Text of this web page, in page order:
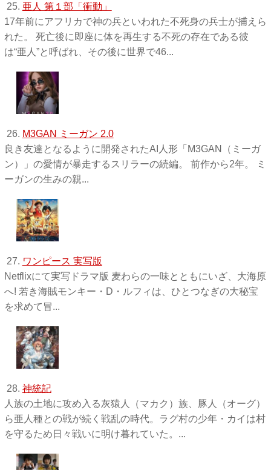
25. 亜人 第１部「衝動」
17年前にアフリカで神の兵といわれた不死身の兵士が捕えら
れた。 死亡後に即座に体を再生する不死の存在である彼
は“亜人”と呼ばれ、その後に世界で46...
26. M3GAN ミーガン 2.0
良き友達となるように開発されたAI人形「M3GAN（ミーガ
ン）」の愛情が暴走するスリラーの続編。 前作から2年。 ミ
ーガンの生みの親...
27. ワンピース 実写版
Netflixにて実写ドラマ版 麦わらの一味とともにいざ、大海原
へ! 若き海賊モンキー・D・ルフィは、ひとつなぎの大秘宝
を求めて冒...
28. 神統記
人族の土地に攻め入る灰猿人（マカク）族、豚人（オーグ）
ら亜人種との戦が続く戦乱の時代。ラグ村の少年・カイは村
を守るため日々戦いに明け暮れていた。...